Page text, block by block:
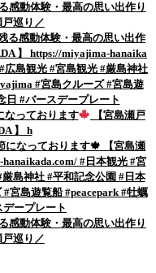
感動体験・最高の思い出作り
戸巡り／
なっております
【宮島瀬戸
】 h
感動体験・最高の思い出作り
戸巡り／